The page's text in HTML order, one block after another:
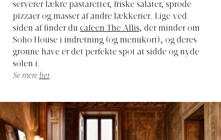
serverer lækre pastaretter, friske salater, sprøde
pizzaer og masser af andre lækkerier. Lige ved
siden af finder du cafeen The Allis, der minder om
Soho House i indretning (og menukort), og deres
grønne have er det perfekte spot at sidde og nyde
solen i.
Se mere her.